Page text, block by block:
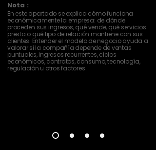
Nota :
En este apartado se explica cómo funciona
económicamente la empresa: de dónde
proceden sus ingresos, qué vende, qué servicios
presta o qué tipo de relación mantiene con sus
clientes. Entender el modelo de negocio ayuda a
valorar si la compañía depende de ventas
puntuales, ingresos recurrentes, ciclos
económicos, contratos, consumo, tecnología,
regulación u otros factores.